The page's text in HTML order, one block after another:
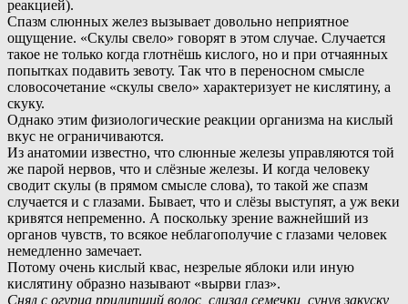
реакцией).
Спазм слюнных желез вызывает довольно неприятное
ощущение. «Скулы свело» говорят в этом случае. Случается
такое не только когда глотнёшь кислого, но и при отчаянных
попытках подавить зевоту. Так что в переносном смысле
словосочетание «скулы свело» характеризует не кислятину, а
скуку.
Однако этим физиологические реакции организма на кислый
вкус не ограничиваются.
Из анатомии известно, что слюнные железы управляются той
же парой нервов, что и слёзные железы. И когда человеку
сводит скулы (в прямом смысле слова), то такой же спазм
случается и с глазами. Бывает, что и слёзы выступят, а уж веки
кривятся непременно. А поскольку зрение важнейший из
органов чувств, то всякое неблагополучие с глазами человек
немедленно замечает.
Потому очень кислый квас, незрелые яблоки или иную
кислятину образно называют «вырви глаз».
Снял с огурца прилипший волос, слизал семечки, сунув закуску